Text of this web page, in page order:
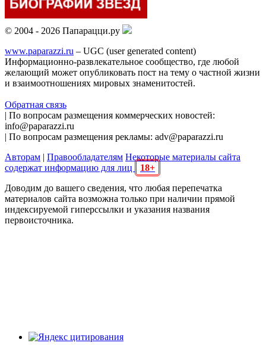
© 2004 - 2026 Папарацци.ру
www.paparazzi.ru – UGC (user generated content)
Информационно-развлекательное сообщество, где любой
желающий может опубликовать пост на тему о частной жизни
и взаимоотношениях мировых знаменитостей.
Обратная связь
| По вопросам размещения коммерческих новостей:
info@paparazzi.ru
| По вопросам размещения рекламы: adv@paparazzi.ru
Авторам | Правообладателям Некоторые материалы сайта
содержат информацию для лиц
18+
Доводим до вашего сведения, что любая перепечатка
материалов сайта возможна только при наличии прямой
индексируемой гиперссылки и указания названия
первоисточника.